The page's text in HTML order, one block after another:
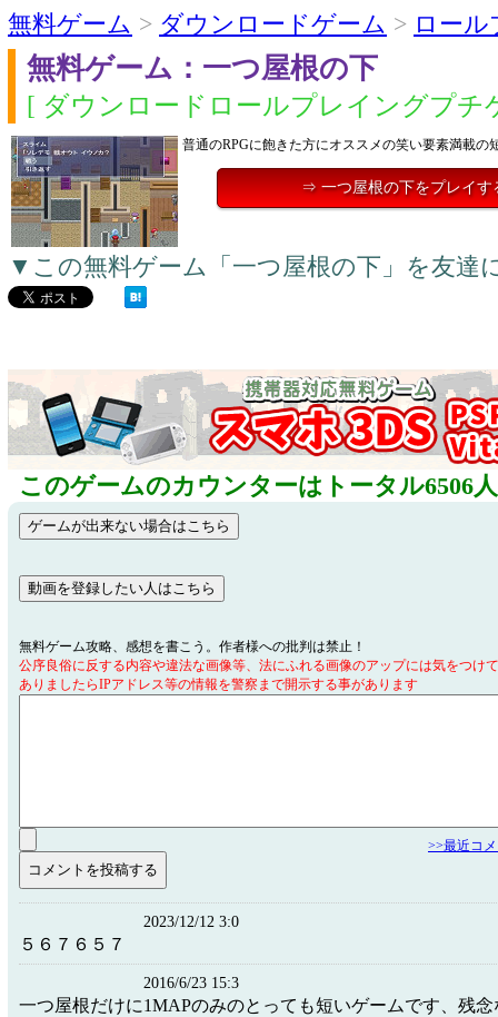
無料ゲーム > ダウンロードゲーム > ロー
無料ゲーム：一つ屋根の下
[ ダウンロードロールプレイングプチ
普通のRPGに飽きた方にオススメの笑い要素満載の
⇒ 一つ屋根の下をプレイす
▼この無料ゲーム「一つ屋根の下」を友達
このゲームのカウンターはトータル6506
無料ゲーム攻略、感想を書こう。作者様への批判は禁止！
公序良俗に反する内容や違法な画像等、法にふれる画像のアップには気をつけ
ありましたらIPアドレス等の情報を警察まで開示する事があります
>>最近コ
2023/12/12 3:0
５６７６５７
2016/6/23 15:3
一つ屋根だけに1MAPのみのとっても短いゲームです、残